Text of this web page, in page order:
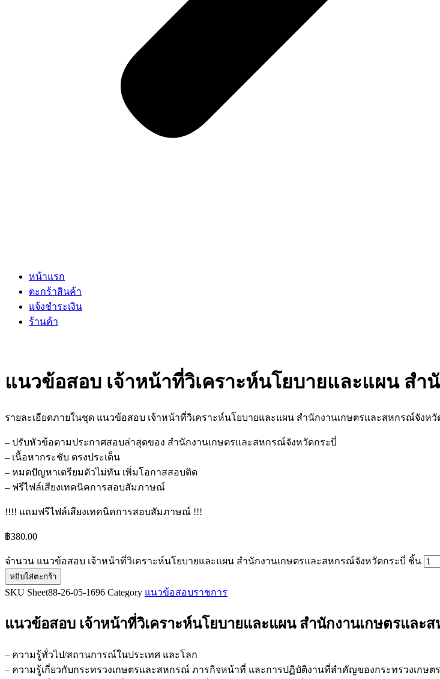
หน้าแรก
ตะกร้าสินค้า
แจ้งชำระเงิน
ร้านค้า
แนวข้อสอบ เจ้าหน้าที่วิเคราะห์นโยบายและแผน ส
รายละเอียดภายในชุด แนวข้อสอบ เจ้าหน้าที่วิเคราะห์นโยบายและแผน สำนักงานเกษตรและสหกรณ์จังห
– ปรับหัวข้อตามประกาศสอบล่าสุดของ สำนักงานเกษตรและสหกรณ์จังหวัดกระบี่
– เนื้อหากระชับ ตรงประเด็น
– หมดปัญหาเตรียมตัวไม่ทัน เพิ่มโอกาสสอบติด
– ฟรีไฟล์เสียงเทคนิคการสอบสัมภาษณ์
!!!! แถมฟรีไฟล์เสียงเทคนิคการสอบสัมภาษณ์ !!!
฿380.00
จำนวน แนวข้อสอบ เจ้าหน้าที่วิเคราะห์นโยบายและแผน สำนักงานเกษตรและสหกรณ์จังหวัดกระบี่ ชิ้น
หยิบใส่ตะกร้า
SKU Sheet88-26-05-1696 Category แนวข้อสอบราชการ
แนวข้อสอบ เจ้าหน้าที่วิเคราะห์นโยบายและแผน สำนักงานเกษตรและ
– ความรู้ทั่วไป/สถานการณ์ในประเทศ และโลก
– ความรู้เกี่ยวกับกระทรวงเกษตรและสหกรณ์ ภารกิจหน้าที่ และการปฏิบัติงานที่สำคัญของกระทรวงเกษ